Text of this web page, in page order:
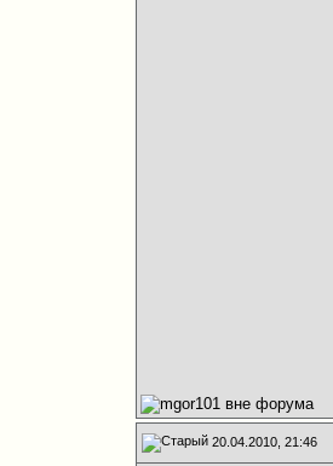
20.04.2010, 21:46